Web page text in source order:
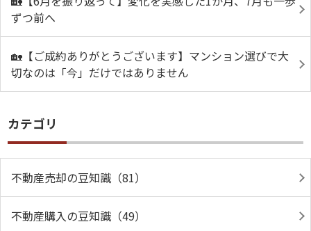
ずつ前へ
🏡【ご成約ありがとうございます】マンション選びで大
切なのは「今」だけではありません
カテゴリ
不動産売却の豆知識（81）
不動産購入の豆知識（49）